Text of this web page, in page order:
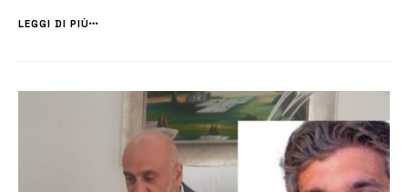
presenza del ciclone Harry. I cittadini sono invitati ad accorre nel
LEGGI DI PIÙ